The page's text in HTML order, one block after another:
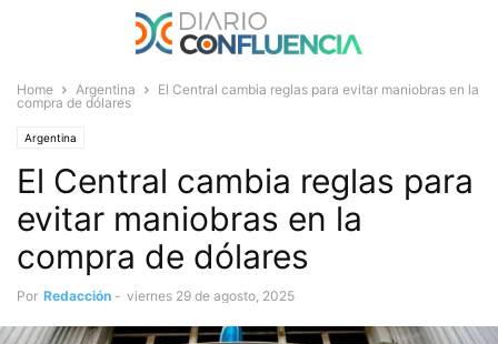
Home Argentina
El Central cambia reglas para evitar maniobras en la
compra de dólares
Argentina
El Central cambia reglas para
evitar maniobras en la
compra de dólares
Por Redacción - viernes 29 de agosto, 2025